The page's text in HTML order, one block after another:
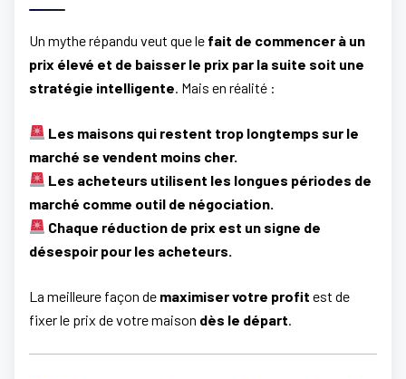
Un mythe répandu veut que le fait de commencer à un
prix élevé et de baisser le prix par la suite soit une
stratégie intelligente . Mais en réalité :
Les maisons qui restent trop longtemps sur le
marché se vendent moins cher.
Les acheteurs utilisent les longues périodes de
marché comme outil de négociation.
Chaque réduction de prix est un signe de
désespoir pour les acheteurs.
La meilleure façon de maximiser votre profit est de
fixer le prix de votre maison dès le départ